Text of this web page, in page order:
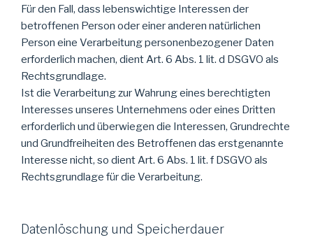
Für den Fall, dass lebenswichtige Interessen der
betroffenen Person oder einer anderen natürlichen
Person eine Verarbeitung personenbezogener Daten
erforderlich machen, dient Art. 6 Abs. 1 lit. d DSGVO als
Rechtsgrundlage.
Ist die Verarbeitung zur Wahrung eines berechtigten
Interesses unseres Unternehmens oder eines Dritten
erforderlich und überwiegen die Interessen, Grundrechte
und Grundfreiheiten des Betroffenen das erstgenannte
Interesse nicht, so dient Art. 6 Abs. 1 lit. f DSGVO als
Rechtsgrundlage für die Verarbeitung.
Datenlöschung und Speicherdauer